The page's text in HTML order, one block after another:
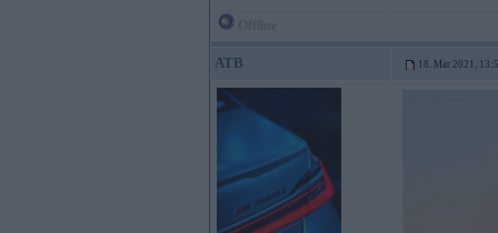
ATB 18. Mar 2021,